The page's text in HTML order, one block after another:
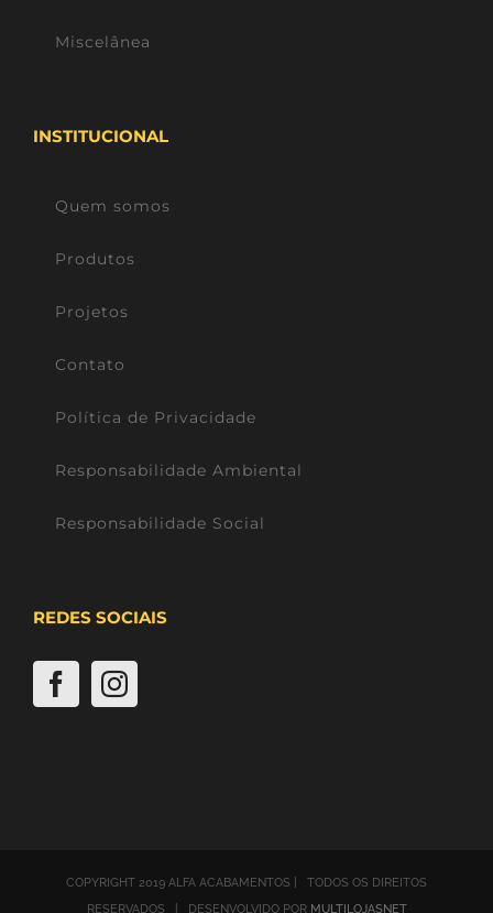
Miscelânea
INSTITUCIONAL
Quem somos
Produtos
Projetos
Contato
Política de Privacidade
Responsabilidade Ambiental
Responsabilidade Social
REDES SOCIAIS
COPYRIGHT 2019 ALFA ACABAMENTOS | TODOS OS DIREITOS
RESERVADOS | DESENVOLVIDO POR MULTILOJASNET